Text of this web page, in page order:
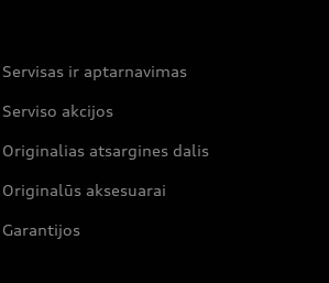
Servisas ir aptarnavimas
Serviso akcijos
Originalias atsargines dalis
Originalūs aksesuarai
Garantijos